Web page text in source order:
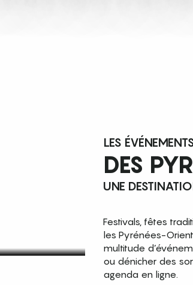
LES
DES
UNE
Festivals, fêtes
les Pyrénées-
multitude
ou dénicher des
agenda en ligne.